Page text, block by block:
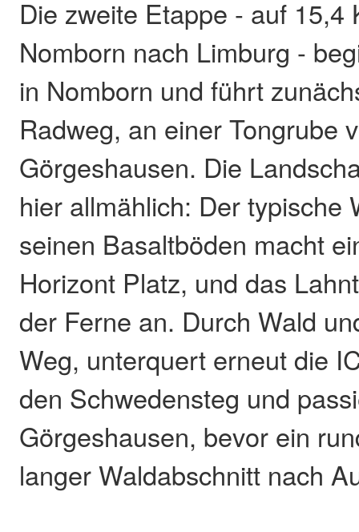
Die zweite Etappe - auf 15,4
Nomborn nach Limburg -
in Nomborn und führt
Radweg, an einer Tongrube
Görgeshausen. Die
hier allmählich: Der typische
seinen Basaltböden macht
Horizont Platz, und das
der Ferne an. Durch Wald
Weg, unterquert erneut die
den Schwedensteg und
Görgeshausen, bevor ein
langer Waldabschnitt nach